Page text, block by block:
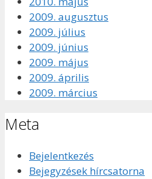
2009. augusztus
2009. július
2009. június
2009. május
2009. április
2009. március
Meta
Bejelentkezés
Bejegyzések hírcsatorna